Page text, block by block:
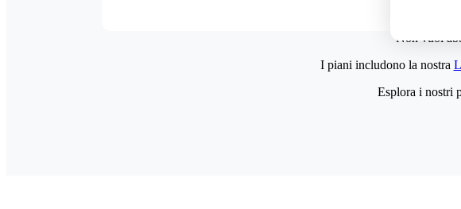
Non vuoi
I piani includono la nostra
Esplora i nostri